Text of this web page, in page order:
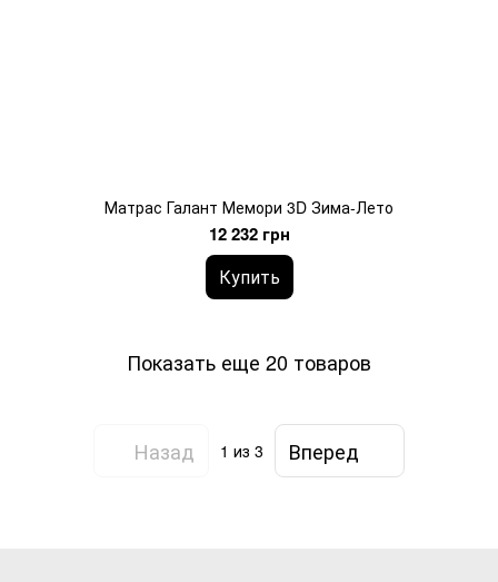
Матрас Галант Мемори 3D Зима-Лето
12 232 грн
Купить
Показать еще 20 товаров
Назад 1 из 3 Вперед